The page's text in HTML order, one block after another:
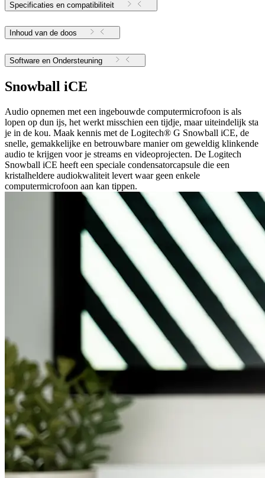
Specificaties en compatibiliteit
Inhoud van de doos
Software en Ondersteuning
Snowball iCE
Audio opnemen met een ingebouwde computermicrofoon is als
lopen op dun ijs, het werkt misschien een tijdje, maar uiteindelijk sta
je in de kou. Maak kennis met de Logitech® G Snowball iCE, de
snelle, gemakkelijke en betrouwbare manier om geweldig klinkende
audio te krijgen voor je streams en videoprojecten. De Logitech
Snowball iCE heeft een speciale condensatorcapsule die een
kristalheldere audiokwaliteit levert waar geen enkele
computermicrofoon aan kan tippen.